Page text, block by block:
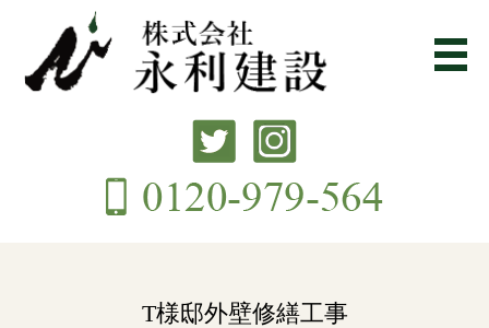
T様邸外壁修繕工事